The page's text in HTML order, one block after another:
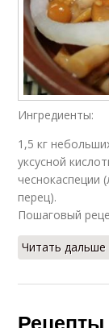
Ингредиенты:
1,5 кг
уксусной
чеснокаспеции
перец).
Пошаговый
Читать